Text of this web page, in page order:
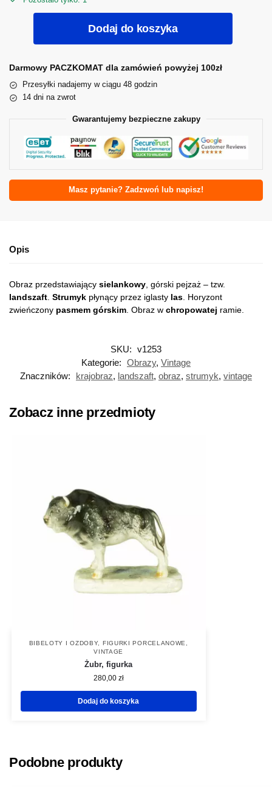
Dodaj do koszyka
Darmowy PACZKOMAT dla zamówień powyżej 100zł
Przesyłki nadajemy w ciągu 48 godzin
14 dni na zwrot
Gwarantujemy bezpieczne zakupy
Masz pytanie? Zadzwoń lub napisz!
Opis
Obraz przedstawiający sielankowy , górski pejzaż – tzw.
landszaft Strumyk płynący przez iglasty las . Horyzont
zwieńczony pasmem górskim . Obraz w chropowatej ramie.
SKU: v1253
Kategorie: Obrazy, Vintage
Znaczników:
krajobraz, landszaft, obraz, strumyk, vintage
Zobacz inne przedmioty
BIBELOTY I OZDOBY, FIGURKI PORCELANOWE,
VINTAGE
Żubr, figurka
280,00 zł
Dodaj do koszyka
Podobne produkty